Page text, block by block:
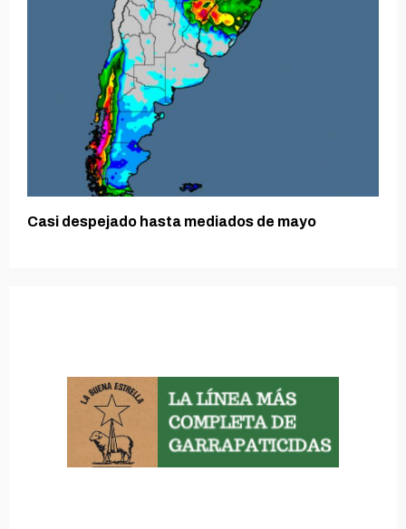
Casi despejado hasta mediados de mayo